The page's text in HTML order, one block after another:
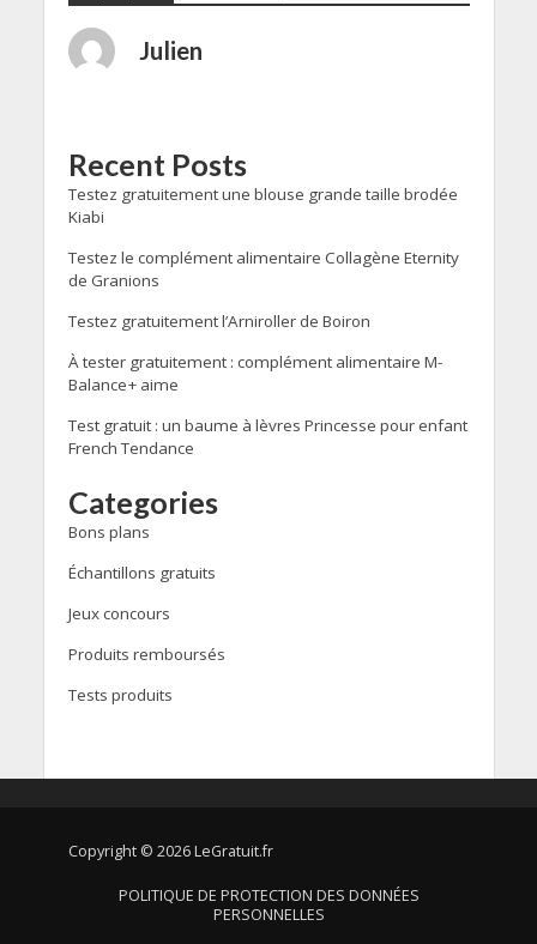
Julien
Recent Posts
Testez gratuitement une blouse grande taille brodée
Kiabi
Testez le complément alimentaire Collagène Eternity
de Granions
Testez gratuitement l’Arniroller de Boiron
À tester gratuitement : complément alimentaire M-
Balance+ aime
Test gratuit : un baume à lèvres Princesse pour enfant
French Tendance
Categories
Bons plans
Échantillons gratuits
Jeux concours
Produits remboursés
Tests produits
Copyright © 2026 LeGratuit.fr
POLITIQUE DE PROTECTION DES DONNÉES
PERSONNELLES